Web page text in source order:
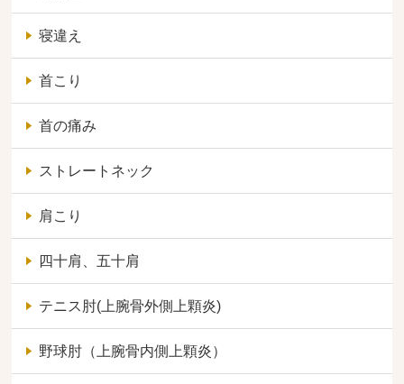
寝違え
首こり
首の痛み
ストレートネック
肩こり
四十肩、五十肩
テニス肘(上腕骨外側上顆炎)
野球肘（上腕骨内側上顆炎）